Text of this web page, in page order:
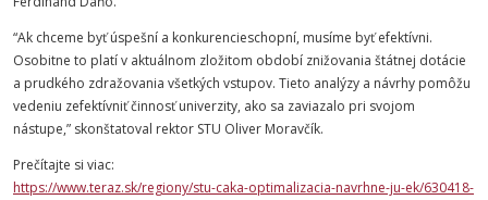
“Ak chceme byť úspešní a konkurencieschopní, musíme byť efektívni.
Osobitne to platí v aktuálnom zložitom období znižovania štátnej dotácie
a prudkého zdražovania všetkých vstupov. Tieto analýzy a návrhy pomôžu
vedeniu zefektívniť činnosť univerzity, ako sa zaviazalo pri svojom
nástupe,” skonštatoval rektor STU Oliver Moravčík.
Prečítajte si viac:
https://www.teraz.sk/regiony/stu-caka-optimalizacia-navrhne-ju-ek/630418-